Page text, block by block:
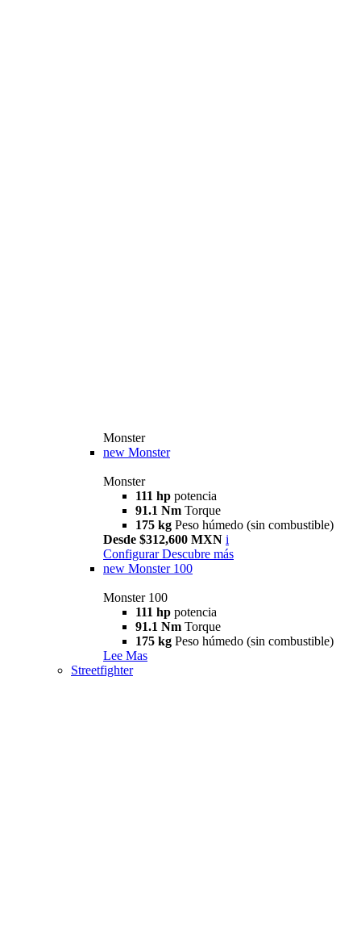
Monster
new Monster
Monster
111 hp potencia
91.1 Nm Torque
175 kg Peso húmedo (sin combustible)
Desde $312,600 MXN i
Configurar Descubre más
new Monster 100
Monster 100
111 hp potencia
91.1 Nm Torque
175 kg Peso húmedo (sin combustible)
Lee Mas
Streetfighter